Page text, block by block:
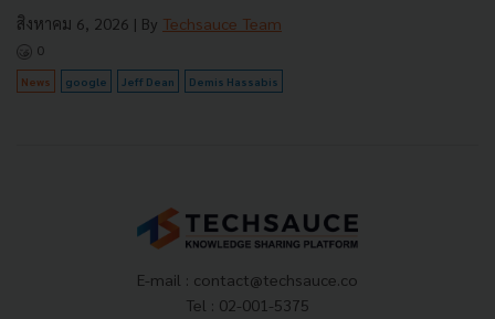
สิงหาคม 6, 2026 | By Techsauce Team
0
News google Jeff Dean Demis Hassabis
E-mail : contact@techsauce.co
Tel : 02-001-5375